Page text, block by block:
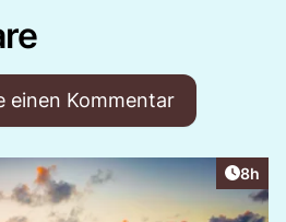
einen Kommentar
8h